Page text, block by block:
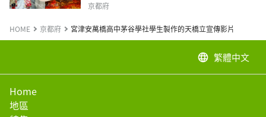
京都府
HOME 京都府 宮津安萬橋高中茅谷學社學生製作的天橋立宣傳影片
language 繁體中文
Home
地區